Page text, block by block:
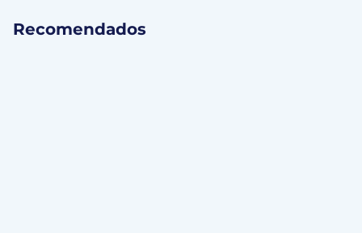
Recomendados